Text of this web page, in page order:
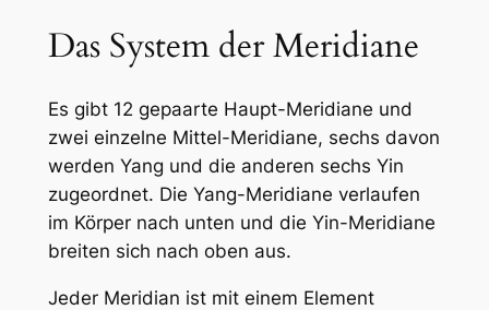
Das System der Meridiane
Es gibt 12 gepaarte Haupt-Meridiane und
zwei einzelne Mittel-Meridiane, sechs davon
werden Yang und die anderen sechs Yin
zugeordnet. Die Yang-Meridiane verlaufen
im Körper nach unten und die Yin-Meridiane
breiten sich nach oben aus.
Jeder Meridian ist mit einem Element